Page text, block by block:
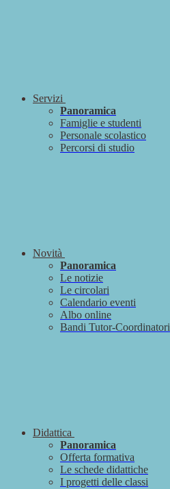
Servizi
Panoramica
Famiglie e studenti
Personale scolastico
Percorsi di studio
Novità
Panoramica
Le notizie
Le circolari
Calendario eventi
Albo online
Bandi Tutor-Coordinatori
Didattica
Panoramica
Offerta formativa
Le schede didattiche
I progetti delle classi